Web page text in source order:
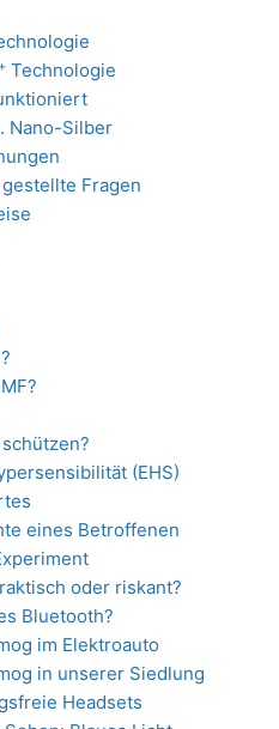
+ Technologie
Nano-Silber
gestellte Fragen
(EHS)
eines Betroffenen
oder riskant?
Bluetooth?
im Elektroauto
in unserer Siedlung
Headsets